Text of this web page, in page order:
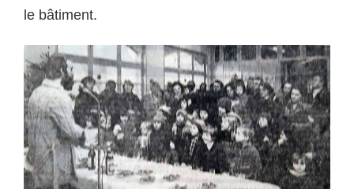
le bâtiment.